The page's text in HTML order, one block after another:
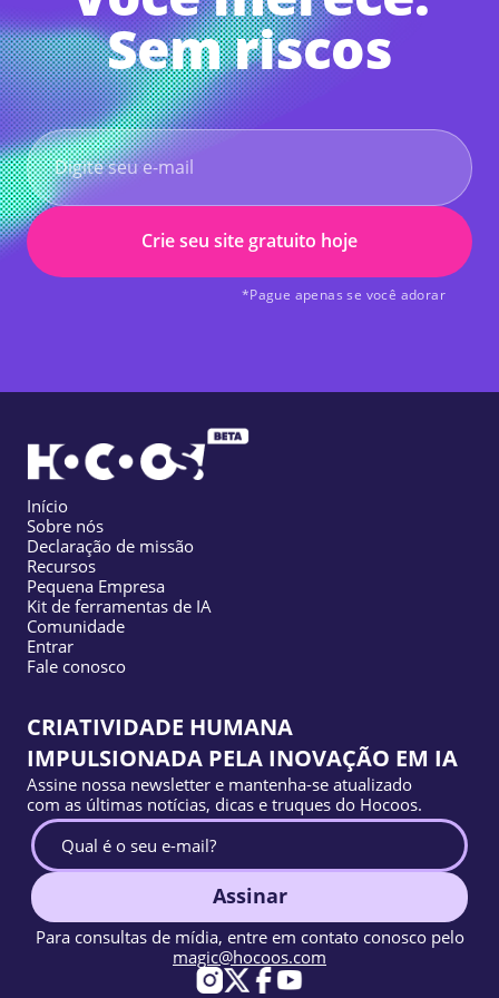
Sem riscos
Crie seu site gratuito hoje
*Pague apenas se você adorar
Início
Sobre nós
Declaração de missão
Recursos
Pequena Empresa
Kit de ferramentas de IA
Comunidade
Entrar
Fale conosco
CRIATIVIDADE HUMANA
IMPULSIONADA PELA INOVAÇÃO EM IA
Assine nossa newsletter e mantenha-se atualizado
com as últimas notícias, dicas e truques do Hocoos.
Assinar
Para consultas de mídia, entre em contato conosco pelo
magic@hocoos.com